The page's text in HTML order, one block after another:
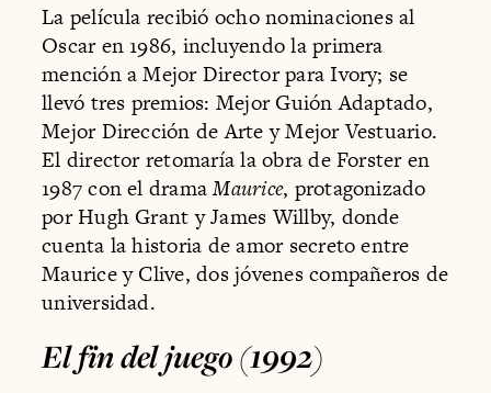
La película recibió ocho nominaciones al
Oscar en 1986, incluyendo la primera
mención a Mejor Director para Ivory; se
llevó tres premios: Mejor Guión Adaptado,
Mejor Dirección de Arte y Mejor Vestuario.
El director retomaría la obra de Forster en
1987 con el dramaMaurice, protagonizado
por Hugh Grant y James Willby, donde
cuenta la historia de amor secreto entre
Maurice y Clive, dos jóvenes compañeros de
universidad.
El fin del juego (1992)